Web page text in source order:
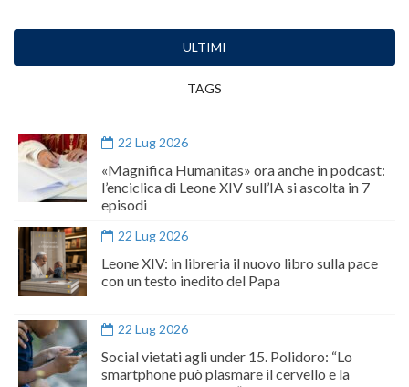
ULTIMI
TAGS
22 Lug 2026
«Magnifica Humanitas» ora anche in podcast:
l’enciclica di Leone XIV sull’IA si ascolta in 7
episodi
22 Lug 2026
Leone XIV: in libreria il nuovo libro sulla pace
con un testo inedito del Papa
22 Lug 2026
Social vietati agli under 15. Polidoro: “Lo
smartphone può plasmare il cervello e la